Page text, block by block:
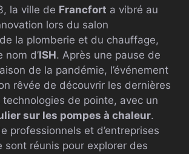
la ville de Francfort a vibré au
lors du salon
la plomberie et du chauffage,
nom d’ISH. Après une pause de
de la pandémie, l’événement
rêvée de découvrir les dernières
de pointe, avec un
sur les pompes à chaleur.
professionnels et d’entreprises
sont réunis pour explorer des